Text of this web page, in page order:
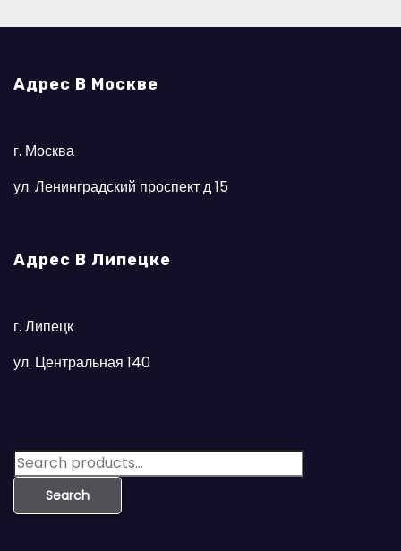
Адрес В Москве
г. Москва
ул. Ленинградский проспект д 15
Адрес В Липецке
г. Липецк
ул. Центральная 140
S
e
Search